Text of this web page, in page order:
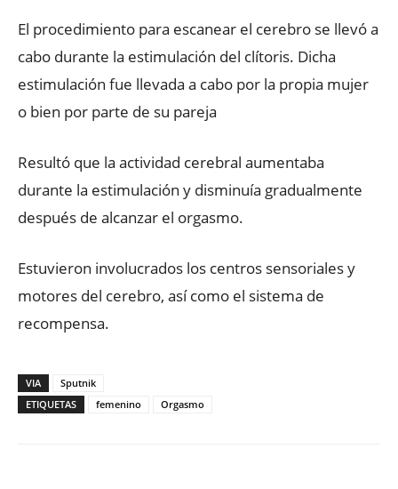
El procedimiento para escanear el cerebro se llevó a
cabo durante la estimulación del clítoris. Dicha
estimulación fue llevada a cabo por la propia mujer
o bien por parte de su pareja
Resultó que la actividad cerebral aumentaba
durante la estimulación y disminuía gradualmente
después de alcanzar el orgasmo.
Estuvieron involucrados los centros sensoriales y
motores del cerebro, así como el sistema de
recompensa.
VIA
Sputnik
ETIQUETAS
femenino Orgasmo